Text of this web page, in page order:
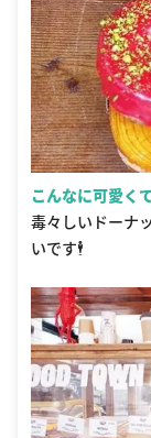
こんなに可愛く
毒々しいドーナ
いです🕴